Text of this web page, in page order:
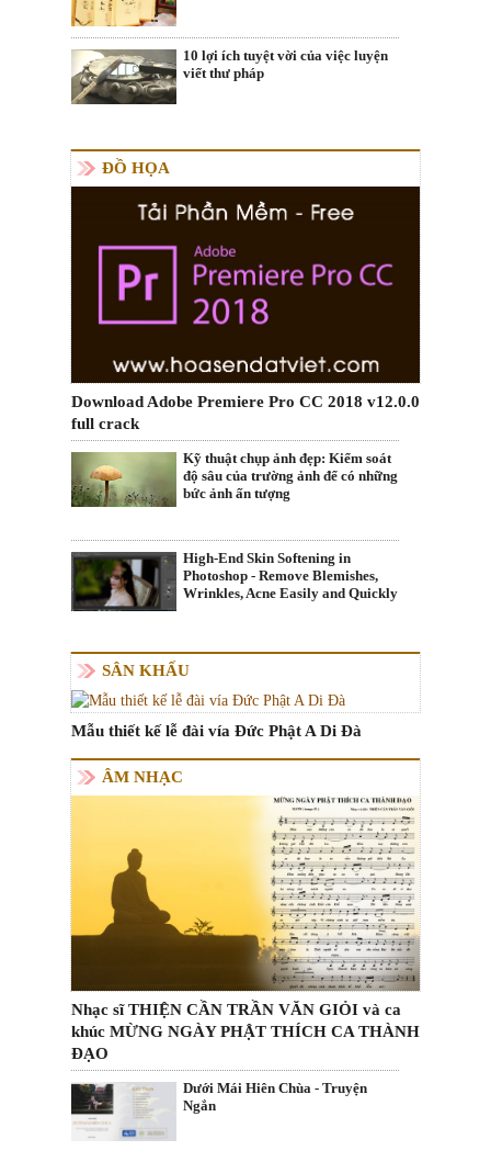
10 lợi ích tuyệt vời của việc luyện
viết thư pháp
ĐỒ HỌA
Download Adobe Premiere Pro CC 2018 v12.0.0
full crack
Kỹ thuật chụp ảnh đẹp: Kiểm soát
độ sâu của trường ảnh để có những
bức ảnh ấn tượng
High-End Skin Softening in
Photoshop - Remove Blemishes,
Wrinkles, Acne Easily and Quickly
SÂN KHẤU
Mẫu thiết kế lễ đài vía Đức Phật A Di Đà
ÂM NHẠC
Nhạc sĩ THIỆN CẦN TRẦN VĂN GIỎI và ca
khúc MỪNG NGÀY PHẬT THÍCH CA THÀNH
ĐẠO
Dưới Mái Hiên Chùa - Truyện
Ngắn